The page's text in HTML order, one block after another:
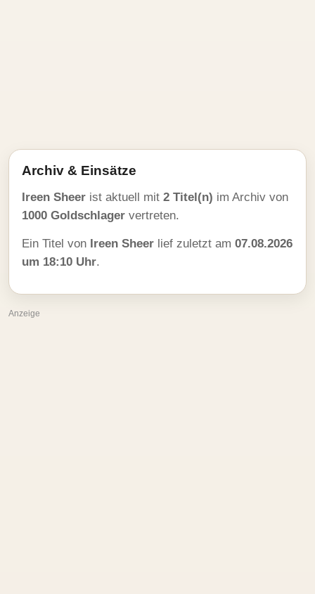
Archiv & Einsätze
Ireen Sheer ist aktuell mit 2 Titel(n) im Archiv von
1000 Goldschlager vertreten.
Ein Titel von Ireen Sheer lief zuletzt am 07.08.2026
um 18:10 Uhr.
Anzeige